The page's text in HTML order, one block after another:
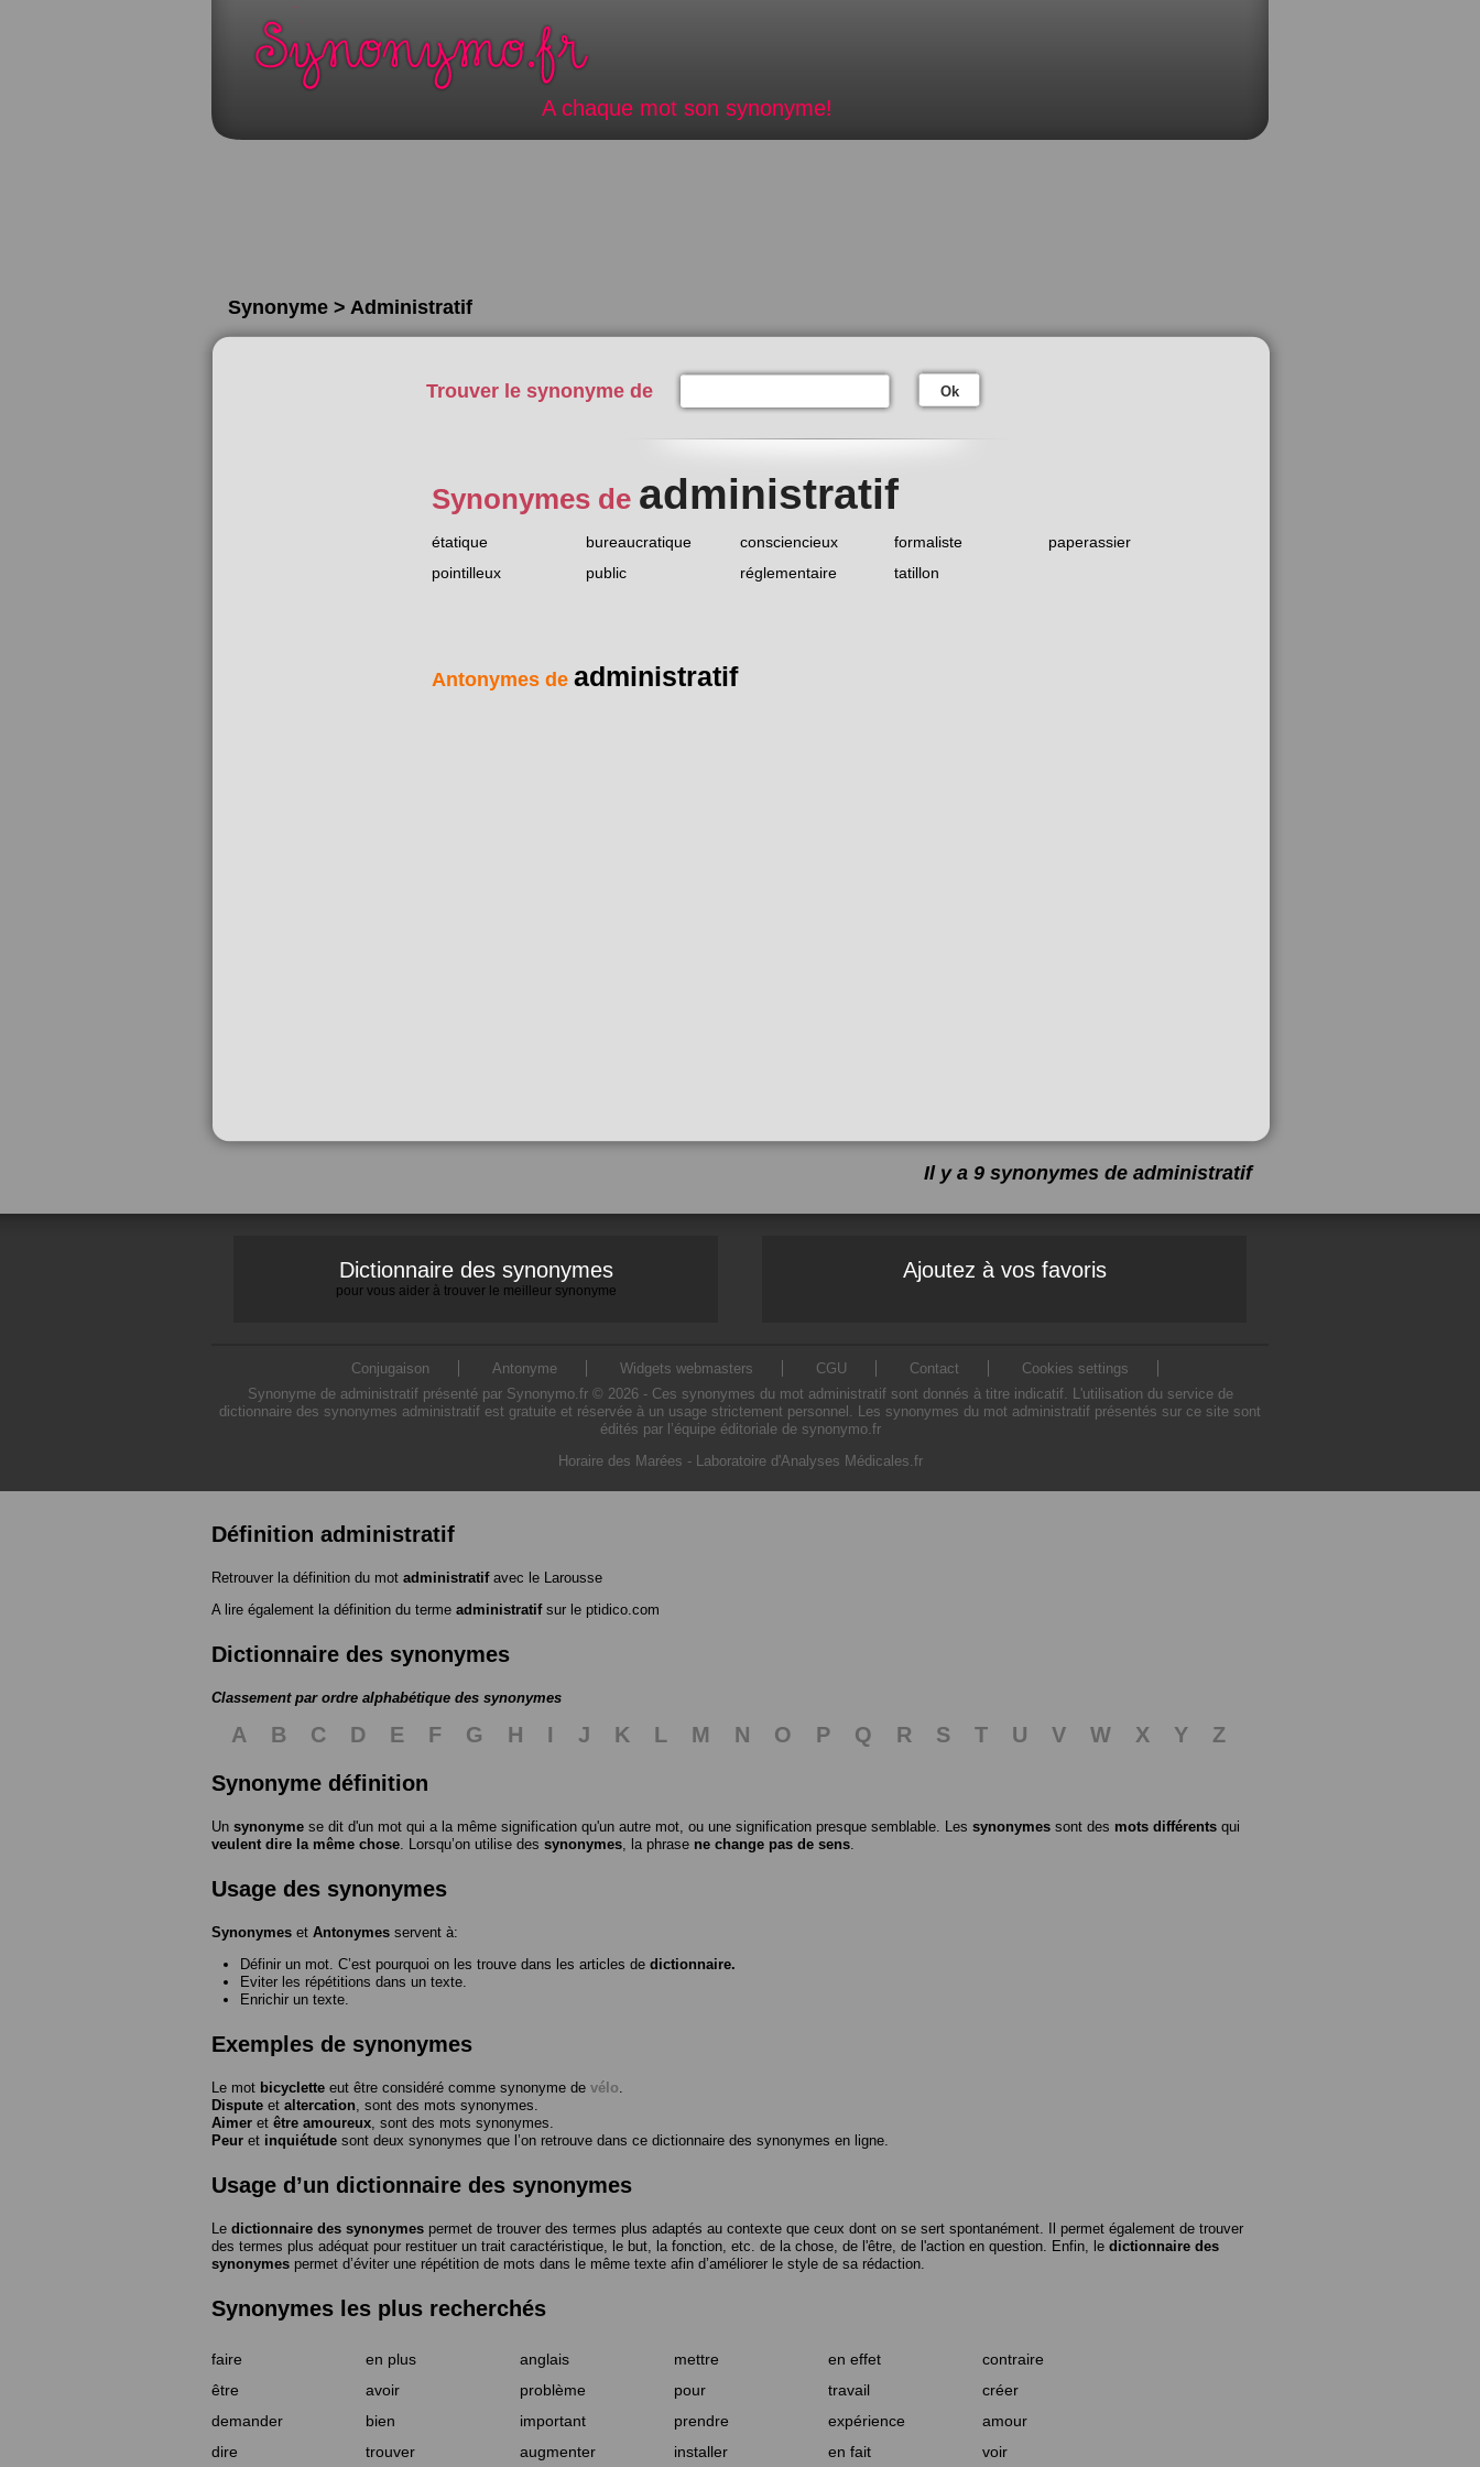
A chaque mot son synonyme!
Synonyme > Administratif
Trouver le synonyme de Ok
Synonymes de administratif
étatique bureaucratique consciencieux formaliste
paperassier
pointilleux
public réglementaire tatillon
Antonymes de administratif
Il y a 9 synonymes de administratif
Dictionnaire des synonymes
pour vous aider à trouver le meilleur synonyme
Ajoutez à vos favoris
Conjugaison Antonyme Widgets webmasters CGU Contact
Cookies settings
Synonyme de administratif présenté par Synonymo.fr © 2026 - Ces synonymes du mot administratif sont donnés à titre indicatif. L'utilisation du service de
dictionnaire des synonymes administratif est gratuite et réservée à un usage strictement personnel. Les synonymes du mot administratif présentés sur ce site sont
édités par l’équipe éditoriale de synonymo.fr
Horaire des Marées - Laboratoire d'Analyses Médicales.fr
Définition administratif
Retrouver la définition du mot administratifavec le Larousse
A lire également la définition du terme administratifsur le ptidico.com
Dictionnaire des synonymes
Classement par ordre alphabétique des synonymes
A B C D E F G H I J K L M N O P Q R S T U V W X Y
Z
Synonyme définition
Un synonyme se dit d'un mot qui a la même signification qu'un autre mot, ou une signification presque semblable. Les synonymes sont des mots différents qui
veulent dire la même chose . Lorsqu’on utilise des synonymes , la phrase ne change pas de sens
Usage des synonymes
Synonymes et Antonymes servent à:
Définir un mot. C’est pourquoi on les trouve dans les articles de dictionnaire.
Eviter les répétitions dans un texte.
Enrichir un texte.
Exemples de synonymes
Le mot bicyclette eut être considéré comme synonyme de vélo
Dispute et altercation , sont des mots synonymes.
Aimer et être amoureux , sont des mots synonymes.
Peur et inquiétude sont deux synonymes que l’on retrouve dans ce dictionnaire des synonymes en ligne.
Usage d’un dictionnaire des synonymes
Le dictionnaire des synonymes permet de trouver des termes plus adaptés au contexte que ceux dont on se sert spontanément. Il permet également de trouver
des termes plus adéquat pour restituer un trait caractéristique, le but, la fonction, etc. de la chose, de l'être, de l'action en question. Enfin, le dictionnaire des
synonymes permet d’éviter une répétition de mots dans le même texte afin d’améliorer le style de sa rédaction.
Synonymes les plus recherchés
faire en plus anglais mettre en effet
contraire
être
avoir problème pour travail
créer
demander
bien important prendre expérience
amour
dire
trouver augmenter installer en fait voir